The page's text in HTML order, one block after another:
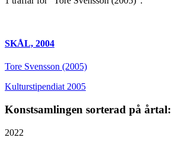
SKÅL, 2004
Tore Svensson (2005)
Kulturstipendiat 2005
Konstsamlingen sorterad på årtal:
2022